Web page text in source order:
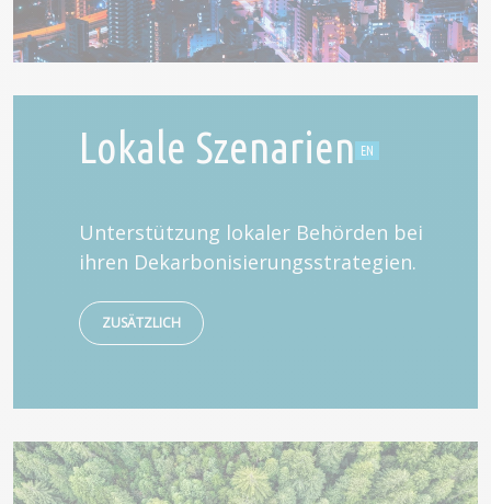
Lokale Szenarien
Unterstützung lokaler Behörden bei
ihren Dekarbonisierungsstrategien.
ZUSÄTZLICH